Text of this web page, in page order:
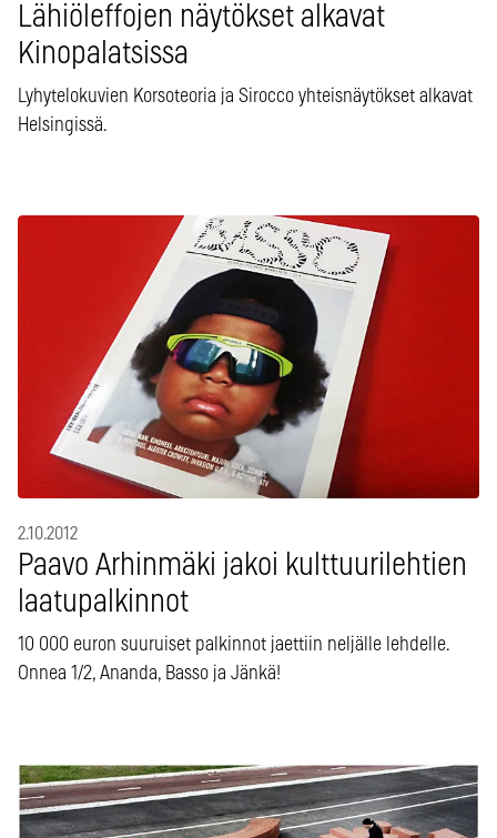
Lähiöleffojen näytökset alkavat
Kinopalatsissa
Lyhytelokuvien Korsoteoria ja Sirocco yhteisnäytökset alkavat
Helsingissä.
2.10.2012
Paavo Arhinmäki jakoi kulttuurilehtien
laatupalkinnot
10 000 euron suuruiset palkinnot jaettiin neljälle lehdelle.
Onnea 1/2, Ananda, Basso ja Jänkä!